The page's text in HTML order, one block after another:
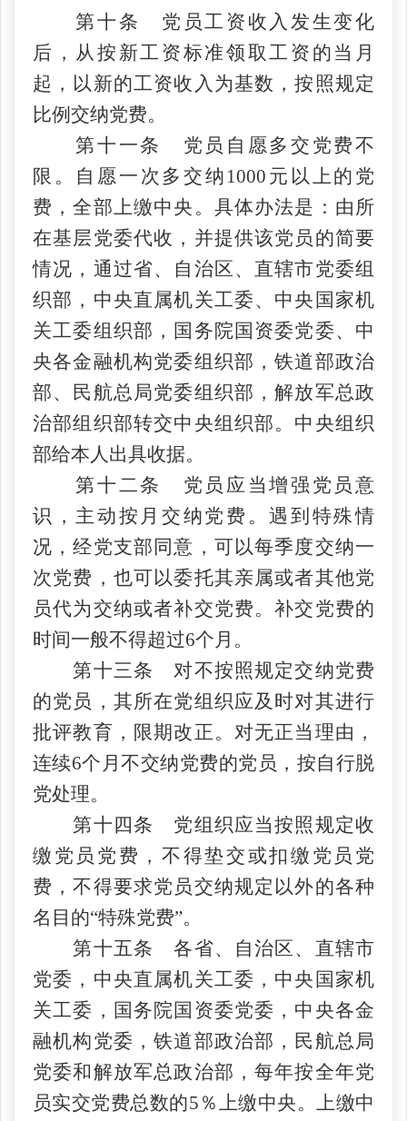
第十条 党员工资收入发生变化
后，从按新工资标准领取工资的当月
起，以新的工资收入为基数，按照规定
比例交纳党费。
第十一条 党员自愿多交党费不
限。自愿一次多交纳 1000元以上的党
费，全部上缴中央。具体办法是：由所
在基层党委代收，并提供该党员的简要
情况，通过省、自治区、直辖市党委组
织部，中央直属机关工委、中央国家机
关工委组织部，国务院国资委党委、中
央各金融机构党委组织部，铁道部政治
部、民航总局党委组织部，解放军总政
治部组织部转交中央组织部。中央组织
部给本人出具收据。
第十二条 党员应当增强党员意
识，主动按月交纳党费。遇到特殊情
况，经党支部同意，可以每季度交纳一
次党费，也可以委托其亲属或者其他党
员代为交纳或者补交党费。补交党费的
时间一般不得超过6个月。
第十三条 对不按照规定交纳党费
的党员，其所在党组织应及时对其进行
批评教育，限期改正。对无正当理由，
连续6个月不交纳党费的党员，按自行脱
党处理。
第十四条 党组织应当按照规定收
缴党员党费，不得垫交或扣缴党员党
费，不得要求党员交纳规定以外的各种
名目的“特殊党费”。
第十五条 各省、自治区、直辖市
党委，中央直属机关工委，中央国家机
关工委，国务院国资委党委，中央各金
融机构党委，铁道部政治部，民航总局
党委和解放军总政治部，每年按全年党
员实交党费总数的5％上缴中央。上缴中